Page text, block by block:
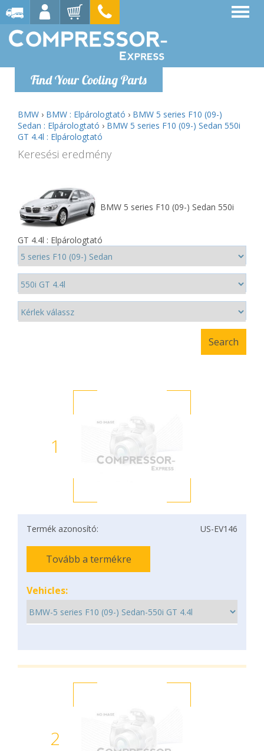
Find Your Cooling Parts
BMW › BMW : Elpárologtató › BMW 5 series F10 (09-)
Sedan : Elpárologtató › BMW 5 series F10 (09-) Sedan 550i
GT 4.4l : Elpárologtató
Keresési eredmény
BMW 5 series F10 (09-) Sedan 550i
GT 4.4l : Elpárologtató
1
Termék azonosító: US-EV146
Tovább a termékre
Vehicles:
2